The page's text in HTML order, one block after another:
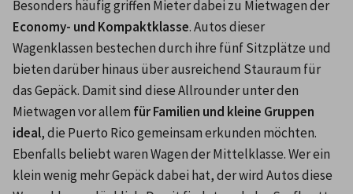
Besonders häufig griffen Mieter dabei zu Mietwagen der
Economy- und Kompaktklasse. Autos dieser
Wagenklassen bestechen durch ihre fünf Sitzplätze und
bieten darüber hinaus über ausreichend Stauraum für
das Gepäck. Damit sind diese Allrounder unter den
Mietwagen vor allem für Familien und kleine Gruppen
ideal, die Puerto Rico gemeinsam erkunden möchten.
Ebenfalls beliebt waren Wagen der Mittelklasse. Wer ein
klein wenig mehr Gepäck dabei hat, der wird Autos diese